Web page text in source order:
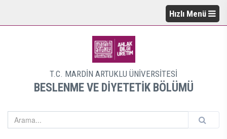
Hızlı Menü
T.C. MARDİN ARTUKLU ÜNİVERSİTESİ
BESLENME VE DİYETETİK BÖLÜMÜ